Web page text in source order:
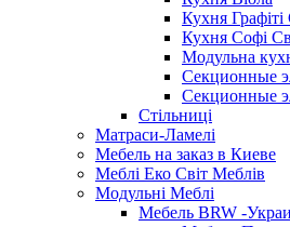
Кухня
Кухня Софі
Модульна
Секционные
Секционные
Стільниці
Матраси-Ламелі
Мебель на заказ в Киеве
Меблі Еко Світ Меблів
Модульні Меблі
Мебель BRW -